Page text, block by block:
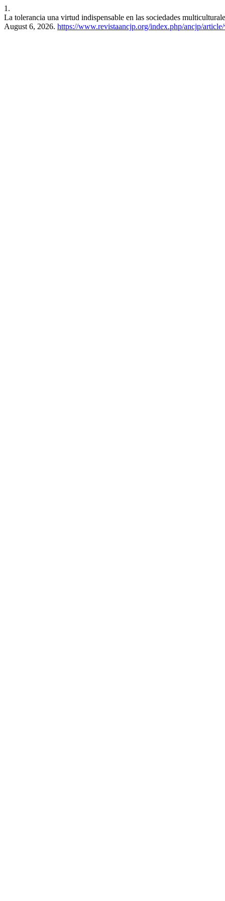
1.
La tolerancia una virtud indispensable en las sociedades
August 6, 2026. https://www.revistaancjp.org/index.php/ancjp/